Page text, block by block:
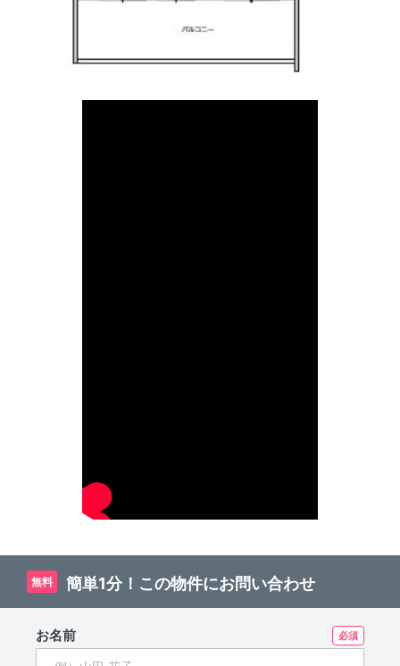
無料 簡単1分！この物件にお問い合わせ
お名前